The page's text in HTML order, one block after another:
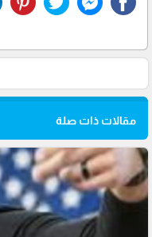
مقالات ذات صلة